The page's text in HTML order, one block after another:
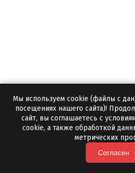
Колотая яшма
Бесплатный образец: Да
Минимальная партия: 1
Срок отгрузки: 3-5
Мы используем cookie (файлы с
посещениях нашего сайта)!
сайт, вы соглашаетесь с
cookie, а также обработкой
метрических
Согласен